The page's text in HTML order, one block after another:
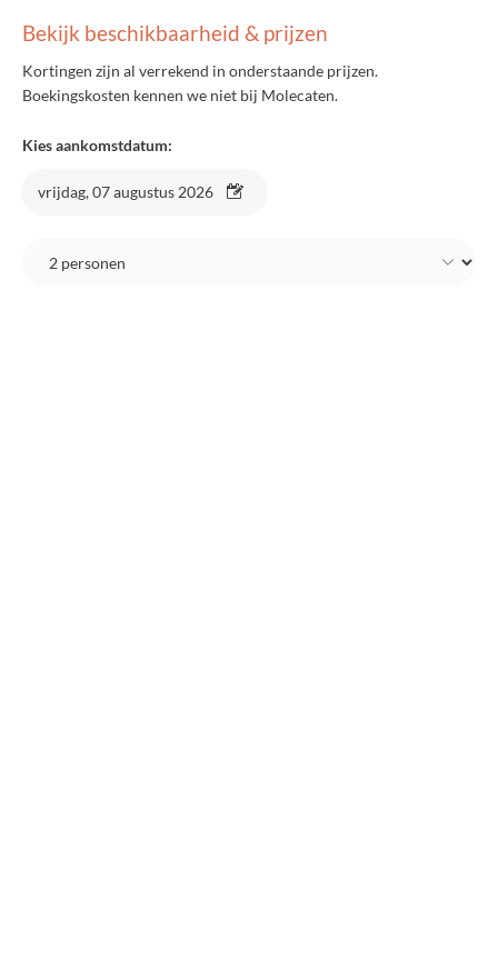
Bekijk beschikbaarheid & prijzen
Kortingen zijn al verrekend in onderstaande prijzen.
Boekingskosten kennen we niet bij Molecaten.
Kies aankomstdatum:
vrijdag, 07 augustus 2026